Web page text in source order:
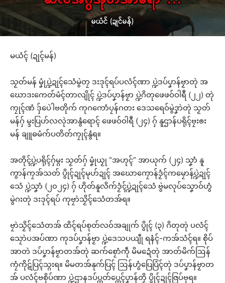
မယံၚ် (ဍုၚ်မန်)
သၟတ်မန် မၞုံပ္ဍဲဍုၚ်သေံမွဲတၠ ဒးဒုၚ်ရပ်ပလံၚ်ဏာ ပ္ဍဲဒပ်ပၞာန်ဗၟာတုဲ အ
ဃောဒးကေတ်မံၚ်တာလျိုၚ် ပ္ဍဲဒပ်ပၞာန်ဗၟာ ပ္ဍဲဂိတုဖေဖဝ်ဝါရဳ (၂၂) တုဲ
ကၠုၚ်ဏံ ဒှ်ပေဲါဗတိုက် ကုဂကောံပၠန်ဂတး ဒေသရေဝ်မွဲဒၞာဲတုဲ သၟတ်
မန်ဂှ် မ္ဒးပြဟ်လလုဲအာနွံရောၚ် ဖေဖဝ်ဝါရဳ (၂၄) ဂှ် နူဌာန်ပရိုၚ်ဗၠးၜး
မန် ချူဓမံက်ပတိတ်ကၠုၚ်နွံရ။
အတိုၚ်ပ္ဍဲပရိုၚ်ဂှ်မ္ဂး သၟတ်ဂှ် မၞုံယၟု “အဟုၚ်” အာယုက် (၂၄) သၞာံ နူ
ကွာန်ကၠအ်သတ် ပွိုၚ်ဍုၚ်မုဟ်ဍုၚ် အဃောကၠောန်ဒၟံၚ်ကမၠောန်ပ္ဍဲဍုၚ်
သေံ ပ္ဍဲသၞာံ (၂၀၂၄) ဂှ် ဟိုတ်နူလိက်ဒၟံၚ်ပ္ဍဲဍုၚ်သေံ ဗွဲမလုပ်သၞောဝ်ဟွံ
မွဲဂးတုဲ ဒးဒုၚ်ရပ် ကုဗၠာဲသၟိၚ်သေံတအ်ရ။
ဗၠာဲသၟိၚ်သေံတအ် ထိၚ်ရပ်စုတ်လဝ်အချုက် ပွိုၚ် (၃) ဂိတုတုဲ ပလံၚ်
သၠောဲပအပ်ဏာ ကုဒပ်ပၞာန်ဗၟာ ပ္ဍဲဒေသပယျဵု ရနံၚ်-ကအ်သံၚ်ရ။ စိုပ်
အာတဲ ဒပ်ပၞာန်ဗၟာတအ်တုဲ ဆက်စၠောံကဵု မိမဍေံတုဲ အာတ်မိက်ဩန်
ကၠံကိုဋ်ပြၚ်သ္ဂးရ။ မိမတအ်နုက်ပြၚ် ဩန်ဟွံပြေပြံၚ်တုဲ ဒပ်ပၞာန်ဗၟာတ
အ် ပလံၚ်ဗစိုပ်ဏာ ပ္ဍဲဌာနဒပ်ပ္ကတ်ပ္ကေၚ်ပၞာန်တၟိ ပွိုၚ်ဍုၚ်ဇြပ်ဗုရ။